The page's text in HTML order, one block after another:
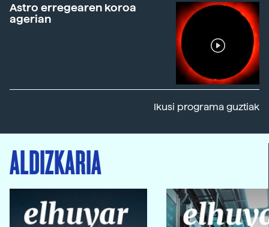
Astro erregearen koroa
agerian
Ikusi programa guztiak
ALDIZKARIA